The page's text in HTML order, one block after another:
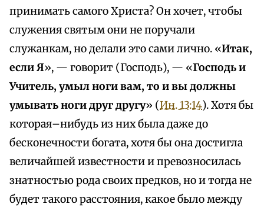
принимать самого Христа? Он хочет, чтобы
служения святым они не поручали
служанкам, но делали это сами лично. «Итак,
если Я», — говорит (Господь), — «Господь и
Учитель, умыл ноги вам, то и вы должны
умывать ноги друг другу» (Ин. 13:14). Хотя бы
которая–нибудь из них была даже до
бесконечности богата, хотя бы она достигла
величайшей известности и превозносилась
знатностью рода своих предков, но и тогда не
будет такого расстояния, какое было между